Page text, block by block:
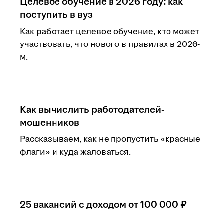
поступить в вуз
Как работает целевое обучение, кто может
участвовать, что нового в правилах в 2026-
м.
Как вычислить работодателей-
мошенников
Рассказываем, как не пропустить «красные
флаги» и куда жаловаться.
25 вакансий с доходом от 100 000 ₽